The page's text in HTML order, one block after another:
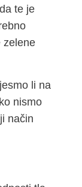
te je
zelene
li na
nismo
način